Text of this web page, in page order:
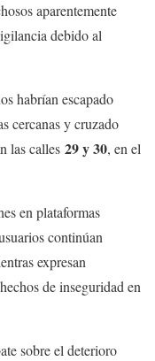
aparentemente
debido al
habrían escapado
cercanas y cruzado
las calles 29 y 30, en el
en plataformas
continúan
expresan
de inseguridad en
sobre el deterioro